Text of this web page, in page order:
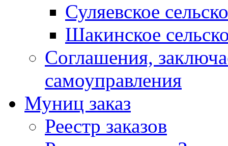
Суляевское
Шакинское
Соглашения,
самоуправления
Муниц заказ
Реестр заказов